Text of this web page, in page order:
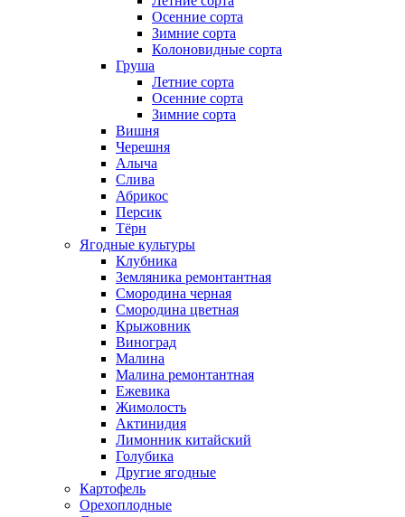
Осенние сорта
Зимние сорта
Колоновидные сорта
Груша
Летние сорта
Осенние сорта
Зимние сорта
Вишня
Черешня
Алыча
Слива
Абрикос
Персик
Тёрн
Ягодные культуры
Клубника
Земляника ремонтантная
Смородина черная
Смородина цветная
Крыжовник
Виноград
Малина
Малина ремонтантная
Ежевика
Жимолость
Актинидия
Лимонник китайский
Голубика
Другие ягодные
Картофель
Орехоплодные